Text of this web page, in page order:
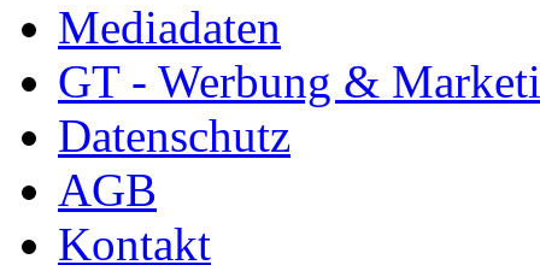
Mediadaten
GT - Werbung &
Datenschutz
AGB
Kontakt